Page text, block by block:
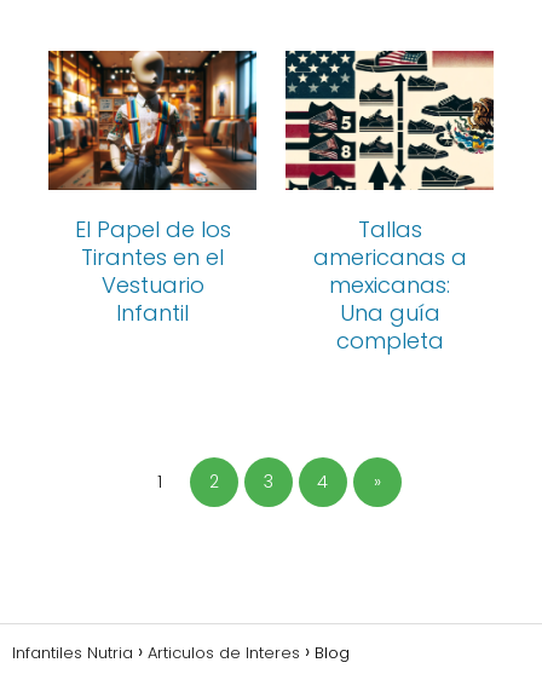
El Papel de los
Tirantes en el
Vestuario
Infantil
Tallas
americanas a
mexicanas:
Una guía
completa
1 2 3 4 »
Infantiles Nutria Articulos de Interes Blog